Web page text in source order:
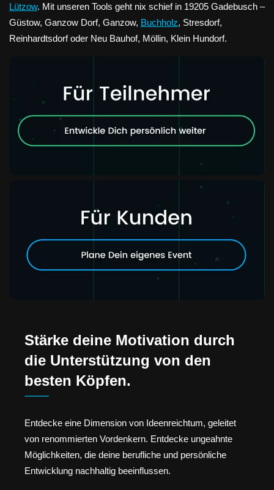
Lützow. Mit unseren Tools geht nix schief in 19205 Gadebusch –
Güstow, Ganzow Dorf, Ganzow, Buchholz, Stresdorf,
Reinhardtsdorf oder Neu Bauhof, Möllin, Klein Hundorf.
Stärke deine Motivation durch
die Unterstützung von den
besten Köpfen.
Entdecke eine Dimension von Ideenreichtum, geleitet
von renommierten Vordenkern. Entdecke ungeahnte
Möglichkeiten, die deine berufliche und persönliche
Entwicklung nachhaltig beeinflussen.